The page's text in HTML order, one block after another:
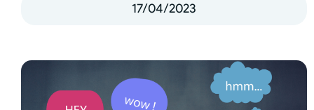
17/04/2023